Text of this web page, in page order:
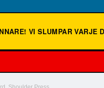
VI SLUMPAR VARJE